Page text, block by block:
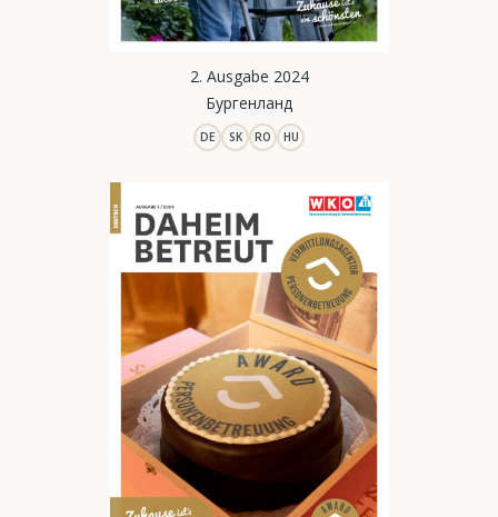
2. Ausgabe 2024
Бургенланд
DE SK RO HU